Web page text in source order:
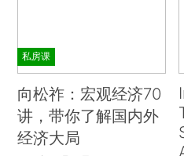
私房课
向松祚：宏观经济70
讲，带你了解国内外
经济大局